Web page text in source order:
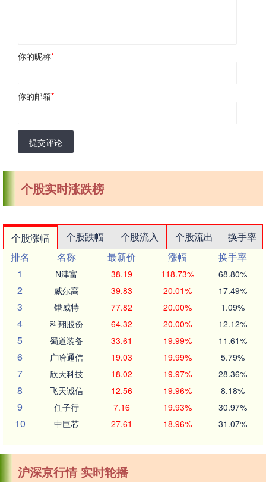
你的昵称*
你的邮箱*
提交评论
个股实时涨跌榜
个股涨幅 个股跌幅 个股流入 个股流出
换手率
排名
名称 最新价 涨幅
换手率
1
N津富 38.19 118.73% 68.80%
2 威尔高 39.83 20.01% 17.49%
3 锴威特 77.82 20.00% 1.09%
4 科翔股份 64.32 20.00% 12.12%
5 蜀道装备 33.61 19.99% 11.61%
6 广哈通信 19.03 19.99% 5.79%
7 欣天科技 18.02 19.97% 28.36%
8 飞天诚信 12.56 19.96% 8.18%
9 任子行 7.16 19.93% 30.97%
10 中巨芯 27.61 18.96% 31.07%
沪深京行情 实时轮播